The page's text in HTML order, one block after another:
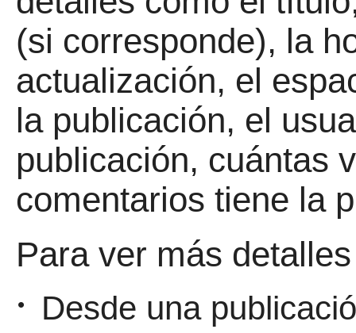
(si corresponde), la
actualización, el
la publicación, el
publicación, cuántas
comentarios tiene la
Para ver más
• Desde una